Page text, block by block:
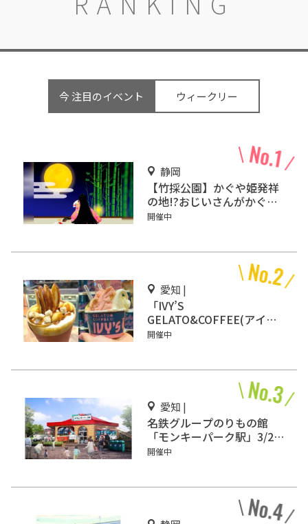
今 注目のイベント ウィークリー
静岡
【竹採公園】かぐや姫発祥
の地!?おじいさんがかぐや
姫を見つけた場所を見に行
開催中
愛知 |
「IVY’S
GELATO&COFFEE(アイビ
ーズ ジェラート&コーヒ
ン！
開催中
愛知 |
名鉄グループのりもの館
「モンキーパーク駅」3/2オ
ープン
開催中